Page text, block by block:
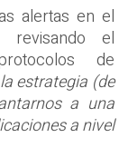
alertas en el
el
de
estrategia (de
a una
a nivel